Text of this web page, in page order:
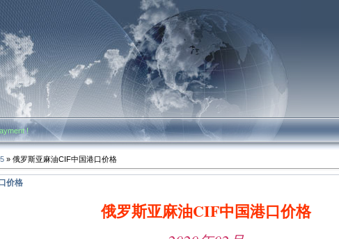
!
» 俄罗斯亚麻油CIF中国港口价格
价格
俄罗斯亚麻油CIF中国港口价格